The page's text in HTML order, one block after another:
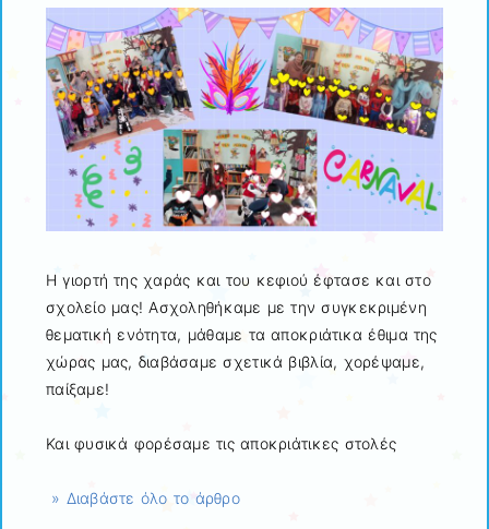
Η γιορτή της χαράς και του κεφιού έφτασε και στο
σχολείο μας! Ασχοληθήκαμε με την συγκεκριμένη
θεματική ενότητα, μάθαμε τα αποκριάτικα έθιμα της
χώρας μας, διαβάσαμε σχετικά βιβλία, χορέψαμε,
παίξαμε!
Και φυσικά φορέσαμε τις αποκριάτικες στολές
» Διαβάστε όλο το άρθρο